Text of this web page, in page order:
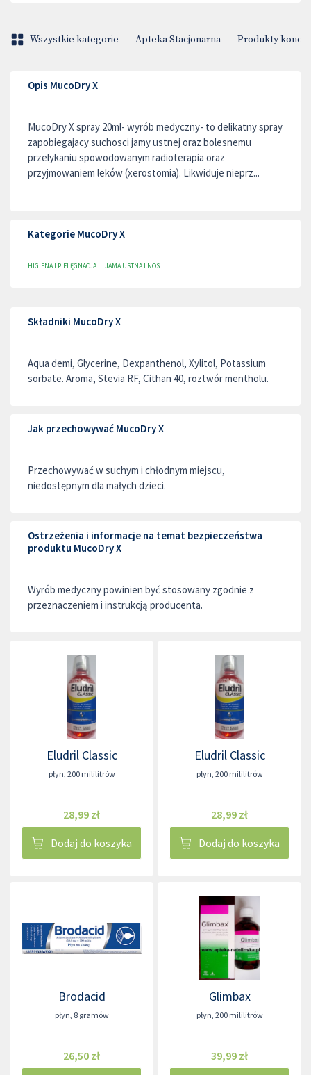
Wszystkie kategorie Apteka Stacjonarna Produkty
Opis MucoDry X
MucoDry X spray 20ml- wyrób medyczny- to delikatny spray
zapobiegajacy suchosci jamy ustnej oraz bolesnemu
przelykaniu spowodowanym radioterapia oraz
przyjmowaniem leków (xerostomia). Likwiduje nieprz...
Kategorie MucoDry X
HIGIENA I PIELĘGNACJA JAMA USTNA I NOS
Składniki MucoDry X
Aqua demi, Glycerine, Dexpanthenol, Xylitol, Potassium
sorbate. Aroma, Stevia RF, Cithan 40, roztwór mentholu.
Jak przechowywać MucoDry X
Przechowywać w suchym i chłodnym miejscu,
niedostępnym dla małych dzieci.
Ostrzeżenia i informacje na temat bezpieczeństwa
produktu MucoDry X
Wyrób medyczny powinien być stosowany zgodnie z
przeznaczeniem i instrukcją producenta.
Eludril Classic
płyn, 200 mililitrów
28,99 zł
Dodaj do koszyka
Eludril Classic
płyn, 200 mililitrów
28,99 zł
Dodaj do koszyka
Brodacid
płyn, 8 gramów
26,50 zł
Glimbax
płyn, 200 mililitrów
39,99 zł